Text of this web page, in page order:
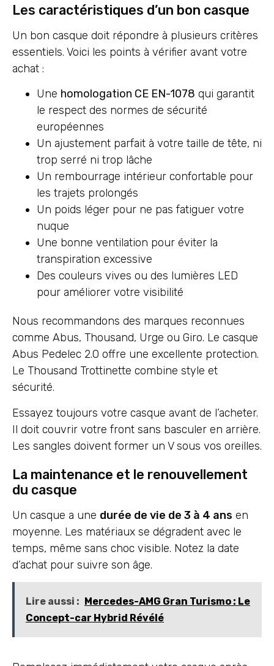
Les caractéristiques d’un bon casque
Un bon casque doit répondre à plusieurs critères
essentiels. Voici les points à vérifier avant votre
achat :
Une homologation CE EN-1078 qui garantit
le respect des normes de sécurité
européennes
Un ajustement parfait à votre taille de tête, ni
trop serré ni trop lâche
Un rembourrage intérieur confortable pour
les trajets prolongés
Un poids léger pour ne pas fatiguer votre
nuque
Une bonne ventilation pour éviter la
transpiration excessive
Des couleurs vives ou des lumières LED
pour améliorer votre visibilité
Nous recommandons des marques reconnues
comme Abus, Thousand, Urge ou Giro. Le casque
Abus Pedelec 2.0 offre une excellente protection.
Le Thousand Trottinette combine style et
sécurité.
Essayez toujours votre casque avant de l’acheter.
Il doit couvrir votre front sans basculer en arrière.
Les sangles doivent former un V sous vos oreilles.
La maintenance et le renouvellement
du casque
Un casque a une durée de vie de 3 à 4 ans en
moyenne. Les matériaux se dégradent avec le
temps, même sans choc visible. Notez la date
d’achat pour suivre son âge.
Lire aussi : Mercedes-AMG Gran Turismo : Le
Concept-car Hybrid Révélé